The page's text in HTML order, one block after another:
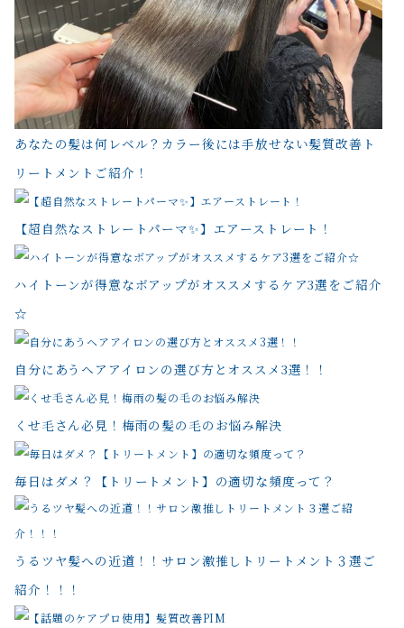
あなたの髪は何レベル？カラー後には手放せない髪質改善ト
リートメントご紹介！
【超自然なストレートパーマ✨】エアーストレート！
ハイトーンが得意なボアップがオススメするケア3選をご紹介
☆
自分にあうヘアアイロンの選び方とオススメ3選！！
くせ毛さん必見！梅雨の髪の毛のお悩み解決
毎日はダメ？【トリートメント】の適切な頻度って？
うるツヤ髪への近道！！サロン激推しトリートメント３選ご
紹介！！！